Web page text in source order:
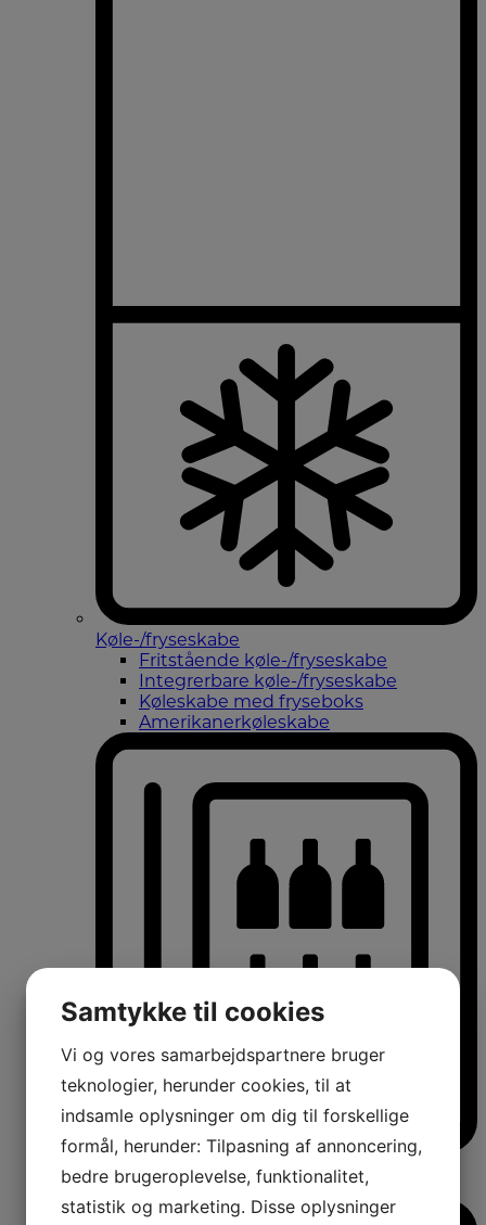
Køle-/fryseskabe
Fritstående køle-/fryseskabe
Integrerbare køle-/fryseskabe
Køleskabe med fryseboks
Amerikanerkøleskabe
Vinkøleskabe
Vinkøleskabe
Samtykke til cookies
Vi og vores samarbejdspartnere bruger
teknologier, herunder cookies, til at
indsamle oplysninger om dig til forskellige
formål, herunder: Tilpasning af annoncering,
bedre brugeroplevelse, funktionalitet,
statistik og marketing. Disse oplysninger